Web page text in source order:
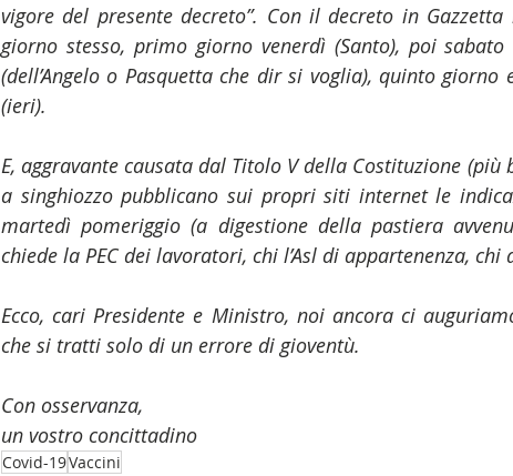
vigore del presente decreto”. Con il decreto in
giorno stesso, primo giorno venerdì (Santo), poi
(dell’Angelo o Pasquetta che dir si voglia), quinto
(ieri).
E, aggravante causata dal Titolo V della Costituzione (più
a singhiozzo pubblicano sui propri siti internet le
martedì pomeriggio (a digestione della pastiera
chiede la PEC dei lavoratori, chi l’Asl di appartenenza,
Ecco, cari Presidente e Ministro, noi ancora ci
che si tratti solo di un errore di gioventù.
Con osservanza,
un vostro concittadino
Covid-19Vaccini